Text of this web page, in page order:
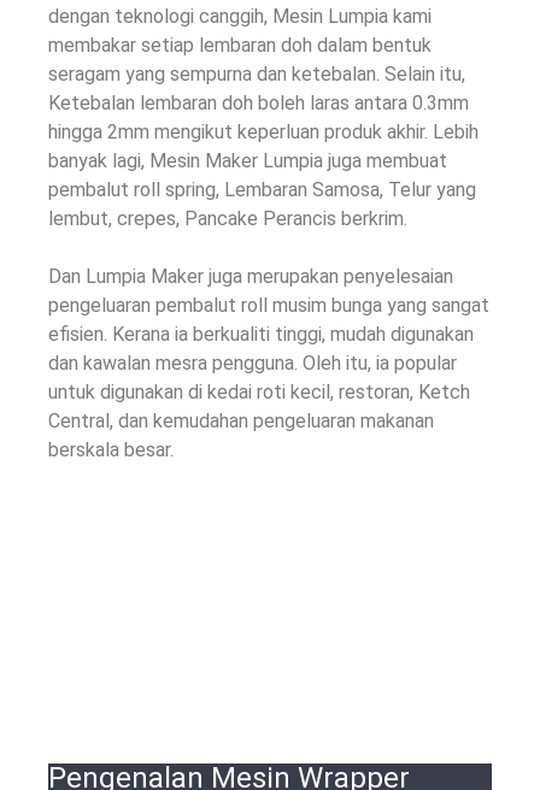
dengan teknologi canggih, Mesin Lumpia kami
membakar setiap lembaran doh dalam bentuk
seragam yang sempurna dan ketebalan. Selain itu,
Ketebalan lembaran doh boleh laras antara 0.3mm
hingga 2mm mengikut keperluan produk akhir. Lebih
banyak lagi, Mesin Maker Lumpia juga membuat
pembalut roll spring, Lembaran Samosa, Telur yang
lembut, crepes, Pancake Perancis berkrim.
Dan Lumpia Maker juga merupakan penyelesaian
pengeluaran pembalut roll musim bunga yang sangat
efisien. Kerana ia berkualiti tinggi, mudah digunakan
dan kawalan mesra pengguna. Oleh itu, ia popular
untuk digunakan di kedai roti kecil, restoran, Ketch
Central, dan kemudahan pengeluaran makanan
berskala besar.
Pengenalan Mesin Wrapper